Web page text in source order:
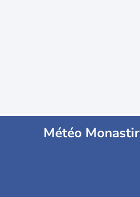
Météo Monastir